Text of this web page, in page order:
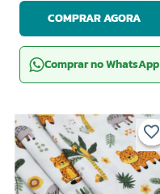
COMPRAR AGORA
Comprar no WhatsApp